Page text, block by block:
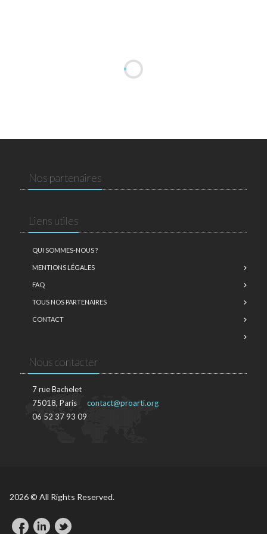
Nos partenaires
Liens utiles
QUI SOMMES-NOUS ?
MENTIONS LÉGALES
FAQ
TOUS NOS PARTENAIRES
CONTACT
Nous contacter
7 rue Bachelet
75018, Paris
06 52 37 93 09
contact@proarti.org
2026 © All Rights Reserved.